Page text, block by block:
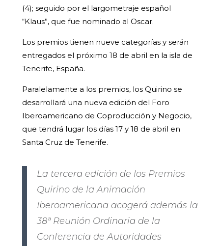
(4); seguido por el largometraje español
“Klaus”, que fue nominado al Oscar.
Los premios tienen nueve categorías y serán
entregados el próximo 18 de abril en la isla de
Tenerife, España.
Paralelamente a los premios, los Quirino se
desarrollará una nueva edición del Foro
Iberoamericano de Coproducción y Negocio,
que tendrá lugar los días 17 y 18 de abril en
Santa Cruz de Tenerife.
La tercera edición de los Premios
Quirino de la Animación
Iberoamericana acogerá además la
38ª Reunión Ordinaria de la
Conferencia de Autoridades